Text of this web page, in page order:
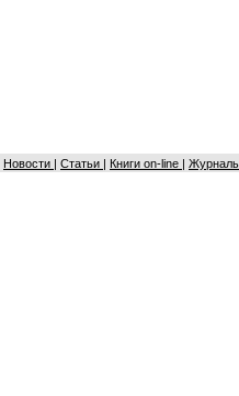
Новости Статьи Книги on-line